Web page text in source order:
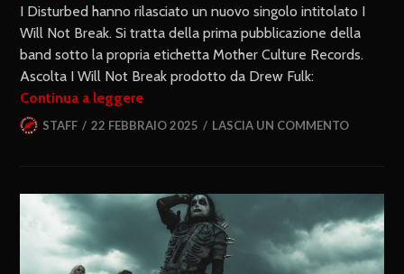
I Disturbed hanno rilasciato un nuovo singolo intitolato I
Will Not Break. Si tratta della prima pubblicazione della
band sotto la propria etichetta Mother Culture Records.
Ascolta I Will Not Break prodotto da Drew Fulk:
Continua a leggere
STAFF 22 FEBBRAIO 2025 LASCIA UN COMMENTO